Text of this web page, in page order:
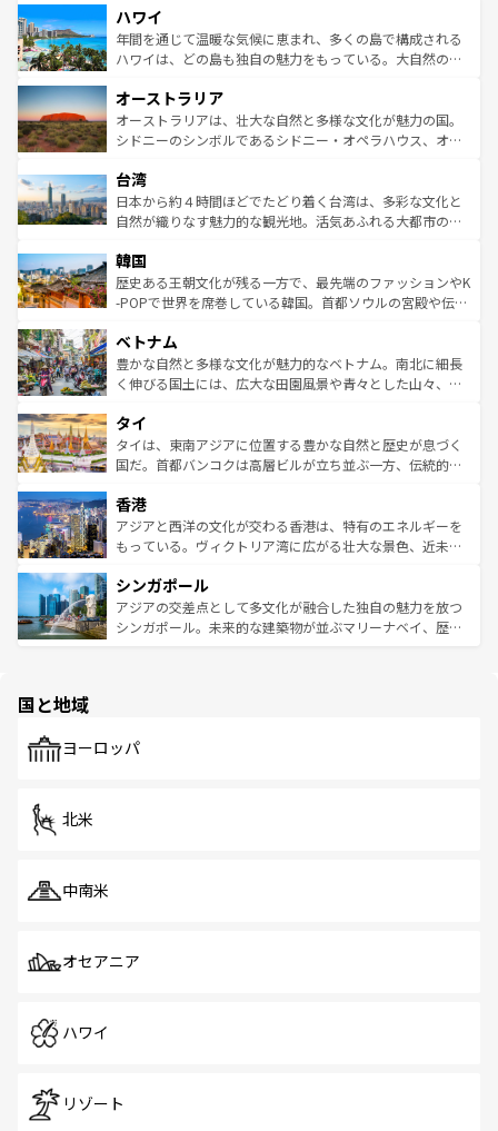
ば市内交通費無料で観光を楽しむこともできる。 なお、新
着のスイス情報はコンテンツ一覧 を参照してほしい。
のような巨大都市は、観光、ショッピング、エンターテイ
ンメントが詰まった刺激的なスポットだ。一方、アメリカ
西部には大自然が広がり、グランドキャニオンやイエロー
部のニューオーリンズでは、音楽と美食が融合した独特の
文化が魅力。旅行者はアメリカの各地域で異なる魅力を楽
しみながら、その多様性と豊かな歴史を感じることができ
ならではの贅沢な旅のスタイルだ。 なお、新着のアメリカ
情報はコンテンツ一覧を参照してほしい。
ハワイ
年間を通じて温暖な気候に恵まれ、多くの島で構成される
ハワイは、どの島も独自の魅力をもっている。大自然の神
ワイ島は見逃せない。また、定番の観光地といえばオアフ
島だが、静かな自然を求めるならマウイ島やカウアイ島が
おすすめ。エメラルドグリーンに輝く海をはじめ、豊かな
れるおもてなしの心で訪れる人々を迎えてくれるハワイの
人々、おいしいローカルフードやハワイアンミュージッ
ク、伝統的なフラダンスなど、すべてがハワイの魅力を彩
ワイを、存分に味わってほしい。 なお、新着のハワイ情報
はコンテンツ一覧を参照してほしい。
オーストラリア
オーストラリアは、壮大な自然と多様な文化が魅力の国。
シドニーのシンボルであるシドニー・オペラハウス、オー
リアリーフや大陸中央部にそびえるウルル（エアーズロッ
ク）、タスマニアの美しい原生林やケアンズの熱帯雨林な
ど、見どころがたくさん。また、カフェやワイン、オージ
いる。アクティビティも充実しており、サーフィンやダイ
ビング、ハイキングなど、アウトドア好きにはたまらな
い。オーストラリアの多彩な魅力を存分に味わいつくそ
参照してほしい。
台湾
日本から約４時間ほどでたどり着く台湾は、多彩な文化と
自然が織りなす魅力的な観光地。活気あふれる大都市の台
ン）、静ひつな山岳地帯である台湾東部など、都市の喧騒
と山間の静けさが共存しており、訪れる人に新しい発見と
驚きをもたらしてくれる。また、奥深い台湾の食文化も魅
容にもいいと評判のスイーツなど、バラエティ豊かな料理
が味わえる。 なお、新着の台湾情報は コンテンツ一覧を参
照してほしい。
韓国
歴史ある王朝文化が残る一方で、最先端のファッションやK
-POPで世界を席巻している韓国。首都ソウルの宮殿や伝統
き、地方に足を延ばせば四季折々の自然美を楽しむことが
できる。そして、キムチや焼肉、絶品のストリートフード
まで、さまざまな韓国料理が待っている。夜には、韓国な
リティに包まれながら、韓国の多彩な魅力を心ゆくまで味
わってみてほしい。 なお、新着の韓国情報はコンテンツ一
覧を参照してほしい。
ベトナム
豊かな自然と多様な文化が魅力的なベトナム。南北に細長
く伸びる国土には、広大な田園風景や青々とした山々、世
急速な発展と共に伝統が息づく。ハノイの古い町並みやホ
ーチミン市のフランス統治時代の建物も、独特の雰囲気を
醸し出している。また、バラエティの豊かさとおいしさで
とつ。フォーやバインミー、ベトナムコーヒーなどは、ぜ
ひ現地で味わいたい。どの地域を訪れてもあたたかい人々
が旅行者を迎えてくれるので、きっと忘れられない旅にな
参照してほしい。
タイ
タイは、東南アジアに位置する豊かな自然と歴史が息づく
国だ。首都バンコクは高層ビルが立ち並ぶ一方、伝統的な
の活気が交差している。北部ではチェンマイなどの山岳地
帯で自然と触れ合い、南部ではプーケットやクラビの美し
いビーチでリゾート気分を楽しむことができる。タイ料理
激する。気候は一年中温暖で、どの季節にも異なる楽しみ
が待っている。親しみやすいタイの人々、仏教を中心とし
た文化、そして多様な観光資源が、訪れる旅人を魅了し続
香港
アジアと西洋の文化が交わる香港は、特有のエネルギーを
もっている。ヴィクトリア湾に広がる壮大な景色、近未来
み、どこを訪れても感動するはず。観光スポットが密集し
ており、効率よく見どころを回れるのも魅力。息をのむよ
うな絶景から文化的な体験まで、香港を存分に楽しみ尽く
シンガポール
アジアの交差点として多文化が融合した独自の魅力を放つ
シンガポール。未来的な建築物が並ぶマリーナベイ、歴史
で、ホーカーズは地元の風情を楽しめる外せないスポット
国と地域
ヨーロッパ
北米
中南米
オセアニア
ハワイ
リゾート